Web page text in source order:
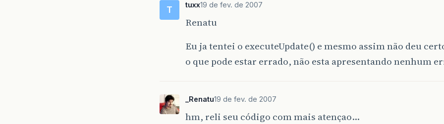
T tuxx19 de fev. de 2007
Renatu
Eu ja tentei o executeUpdate() e mesmo assim não deu
o que pode estar errado, não esta apresentando nenhum
_Renatu19 de fev. de 2007
hm, reli seu código com mais atençao…